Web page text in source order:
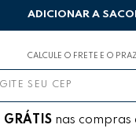
ADICIONAR A
CALCULE O FRETE E O
GRÁTIS nas compras